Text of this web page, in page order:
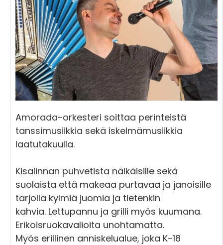
Amorada-orkesteri soittaa perinteistä
tanssimusiikkia sekä iskelmämusiikkia
laatutakuulla.
Kisalinnan puhvetista nälkäisille sekä
suolaista että makeaa purtavaa ja janoisille
tarjolla kylmiä juomia ja tietenkin
kahvia. Lettupannu ja grilli myös kuumana.
Erikoisruokavalioita unohtamatta.
Myös erillinen anniskelualue, joka K-18